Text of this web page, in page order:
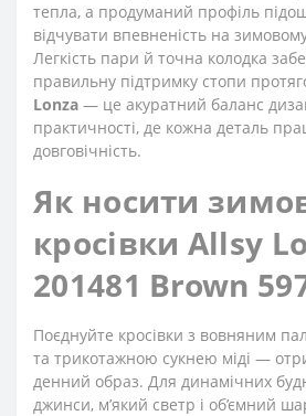
тепла, а продуманий профіль
відчувати впевненість на
Легкість пари й точна колодка
правильну підтримку стопи
Lonza — це акуратний баланс
практичності, де кожна деталь
довговічність.
Як носити
кросівки Allsy
201481 Brown
Поєднуйте кросівки з вовняним
та трикотажною сукнею міді —
денний образ. Для динамічних
джинси, м’який светр і об’ємний